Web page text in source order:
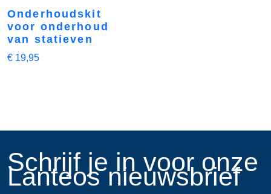
Onderhoudskit
voor onderhoud
van statieven
€ 19,95
​Schrijf je in voor onze
Lanteos nieuwsbrief